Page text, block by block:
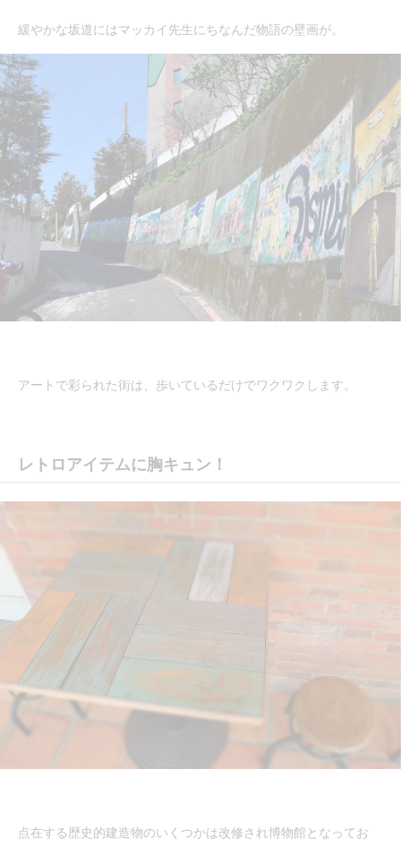
緩やかな坂道にはマッカイ先生にちなんだ物語の壁画が。
アートで彩られた街は、歩いているだけでワクワクします。
レトロアイテムに胸キュン！
点在する歴史的建造物のいくつかは改修され博物館となってお